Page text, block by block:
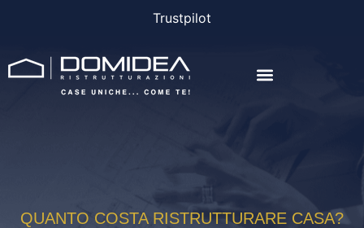
Trustpilot
QUANTO COSTA RISTRUTTURARE CASA?